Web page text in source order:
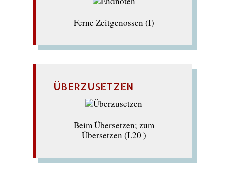
Ferne Zeitgenossen (I)
ÜBERZUSETZEN
Beim Übersetzen; zum
Übersetzen (I.20 )